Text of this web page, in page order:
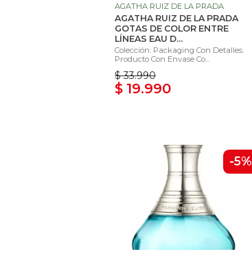
AGATHA RUIZ DE LA PRADA
AGATHA RUIZ DE LA PRADA
GOTAS DE COLOR ENTRE
LÍNEAS EAU D...
Colección: Packaging Con Detalles.
Producto Con Envase Co...
$ 33.990
$ 19.990
-5%